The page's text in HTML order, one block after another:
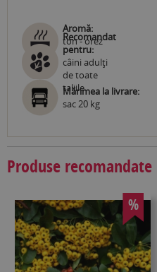
Aromă:
ton - orez
Recomandat
pentru:
câini adulţi
de toate
taliile
Mărimea la livrare:
sac 20 kg
Produse recomandate
%